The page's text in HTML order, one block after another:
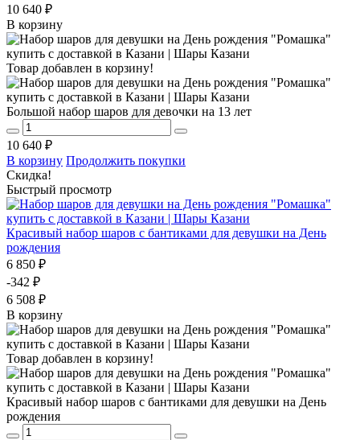
10 640 ₽
В корзину
Товар добавлен в корзину!
Большой набор шаров для девочки на 13 лет
10 640 ₽
В корзину Продолжить покупки
Скидка!
Быстрый просмотр
Красивый набор шаров с бантиками для девушки на День
рождения
6 850 ₽
-342 ₽
6 508 ₽
В корзину
Товар добавлен в корзину!
Красивый набор шаров с бантиками для девушки на День
рождения